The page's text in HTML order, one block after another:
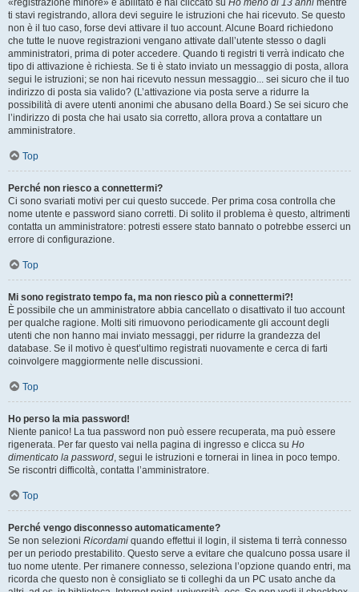
«registrazione minore» è abilitato e hai cliccato su Ho meno di 13 anni mentre
ti stavi registrando, allora devi seguire le istruzioni che hai ricevuto. Se questo
non è il tuo caso, forse devi attivare il tuo account. Alcune Board richiedono
che tutte le nuove registrazioni vengano attivate dall’utente stesso o dagli
amministratori, prima di poter accedere. Quando ti registri ti verrà indicato che
tipo di attivazione è richiesta. Se ti è stato inviato un messaggio di posta, allora
segui le istruzioni; se non hai ricevuto nessun messaggio... sei sicuro che il tuo
indirizzo di posta sia valido? (L’attivazione via posta serve a ridurre la
possibilità di avere utenti anonimi che abusano della Board.) Se sei sicuro che
l’indirizzo di posta che hai usato sia corretto, allora prova a contattare un
amministratore.
Top
Perché non riesco a connettermi?
Ci sono svariati motivi per cui questo succede. Per prima cosa controlla che
nome utente e password siano corretti. Di solito il problema è questo, altrimenti
contatta un amministratore: potresti essere stato bannato o potrebbe esserci un
errore di configurazione.
Top
Mi sono registrato tempo fa, ma non riesco più a connettermi?!
È possibile che un amministratore abbia cancellato o disattivato il tuo account
per qualche ragione. Molti siti rimuovono periodicamente gli account degli
utenti che non hanno mai inviato messaggi, per ridurre la grandezza del
database. Se il motivo è quest’ultimo registrati nuovamente e cerca di farti
coinvolgere maggiormente nelle discussioni.
Top
Ho perso la mia password!
Niente panico! La tua password non può essere recuperata, ma può essere
rigenerata. Per far questo vai nella pagina di ingresso e clicca su Ho
dimenticato la password, segui le istruzioni e tornerai in linea in poco tempo.
Se riscontri difficoltà, contatta l’amministratore.
Top
Perché vengo disconnesso automaticamente?
Se non selezioni Ricordami quando effettui il login, il sistema ti terrà connesso
per un periodo prestabilito. Questo serve a evitare che qualcuno possa usare il
tuo nome utente. Per rimanere connesso, seleziona l’opzione quando entri, ma
ricorda che questo non è consigliato se ti colleghi da un PC usato anche da